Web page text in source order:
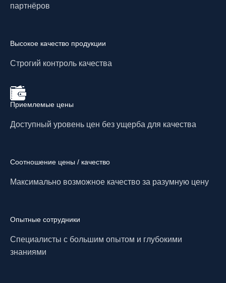
партнёров
Высокое качество продукции
Строгий контроль качества
Приемлемые цены
Доступный уровень цен без ущерба для качества
Соотношение цены / качество
Максимально возможное качество за разумную цену
Опытные сотрудники
Специалисты с большим опытом и глубокими
знаниями